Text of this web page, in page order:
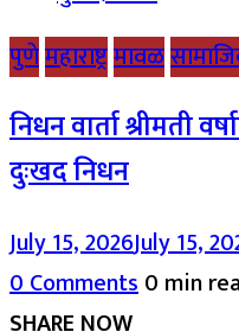
पुणेमहाराष्ट्रमावळ
निधन वार्ता श्रीमती
दुःखद निधन
July 15, 2026July 15,
0 Comments0 min
SHARE NOW